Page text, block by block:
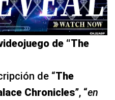
de “The
de “The
Chronicles”, “en